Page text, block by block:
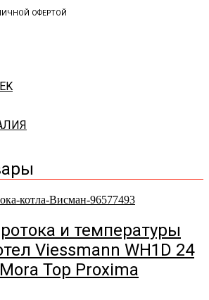
ОФЕРТОЙ
и температуры
Viessmann WH1D 24
Top Proxima